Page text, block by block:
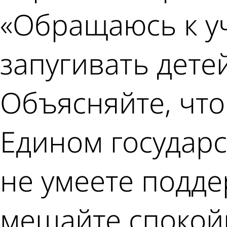
«Обращаюсь к
запугивать
Объясняйте,
Едином
не умеете